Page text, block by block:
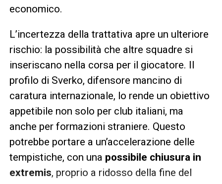
economico.
L’incertezza della trattativa apre un ulteriore
rischio: la possibilità che altre squadre si
inseriscano nella corsa per il giocatore. Il
profilo di Sverko, difensore mancino di
caratura internazionale, lo rende un obiettivo
appetibile non solo per club italiani, ma
anche per formazioni straniere. Questo
potrebbe portare a un’accelerazione delle
tempistiche, con una possibile chiusura in
extremis, proprio a ridosso della fine del